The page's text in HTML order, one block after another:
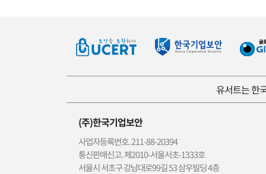
유서트는 한
(주)한국기업보안
사업자등록번호. 211-88-20394
통신판매신고. 제2010-서울서초-1333호
서울시 서초구 강남대로99길 53 삼우빌딩 4층